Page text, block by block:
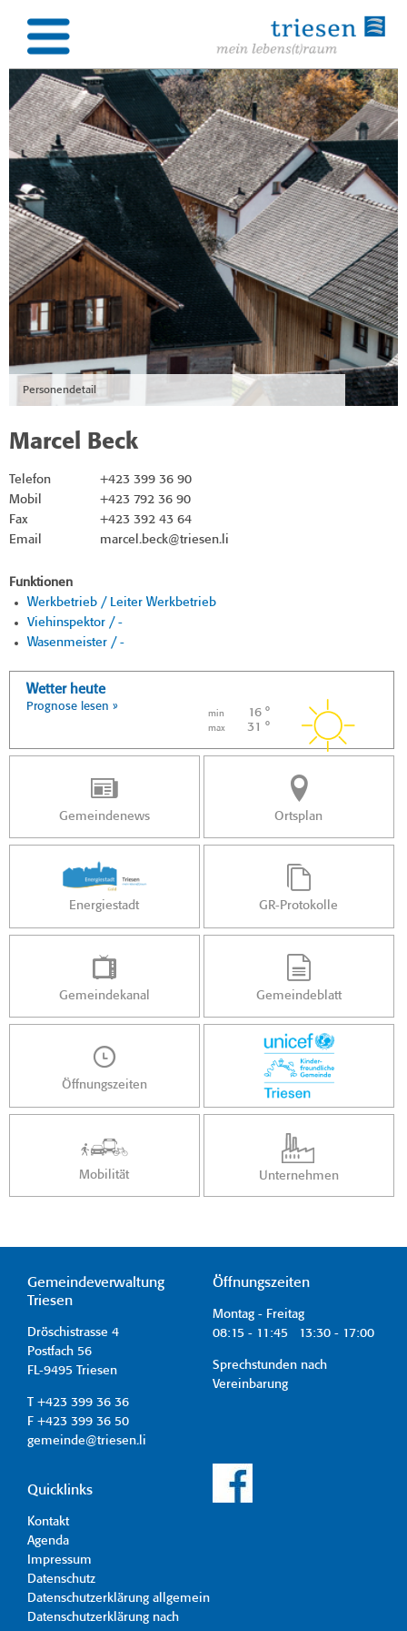
Personendetail
Marcel Beck
Telefon
+423 399 36 90
Mobil
+423 792 36 90
Fax
+423 392 43 64
Email
marcel.beck@triesen.li
Funktionen
Werkbetrieb / Leiter Werkbetrieb
Viehinspektor / -
Wasenmeister / -
Wetter heute
Prognose lesen »
min 16 °
max 31 °
Gemeindenews Ortsplan
Energiestadt GR-Protokolle
Gemeindekanal Gemeindeblatt
Öffnungszeiten
Mobilität Unternehmen
Gemeindeverwaltung
Triesen
Dröschistrasse 4
Postfach 56
FL-9495 Triesen
T +423 399 36 36
F +423 399 36 50
gemeinde@triesen.li
Öffnungszeiten
Montag - Freitag
08:15 - 11:45 13:30 - 17:00
Sprechstunden nach
Vereinbarung
Quicklinks
Kontakt
Agenda
Impressum
Datenschutz
Datenschutzerklärung allgemein
Datenschutzerklärung nach